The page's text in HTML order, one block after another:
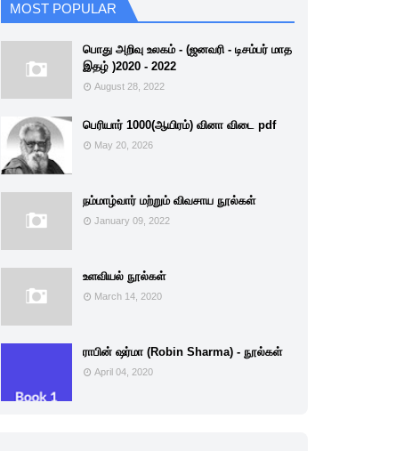
MOST POPULAR
பொது அறிவு உலகம் - (ஜனவரி - டிசம்பர் மாத
இதழ் )2020 - 2022
August 28, 2022
பெரியார் 1000(ஆயிரம்) வினா விடை pdf
May 20, 2026
நம்மாழ்வார் மற்றும் விவசாய நூல்கள்
January 09, 2022
உளவியல் நூல்கள்
March 14, 2020
ராபின் ஷர்மா (Robin Sharma) - நூல்கள்
April 04, 2020